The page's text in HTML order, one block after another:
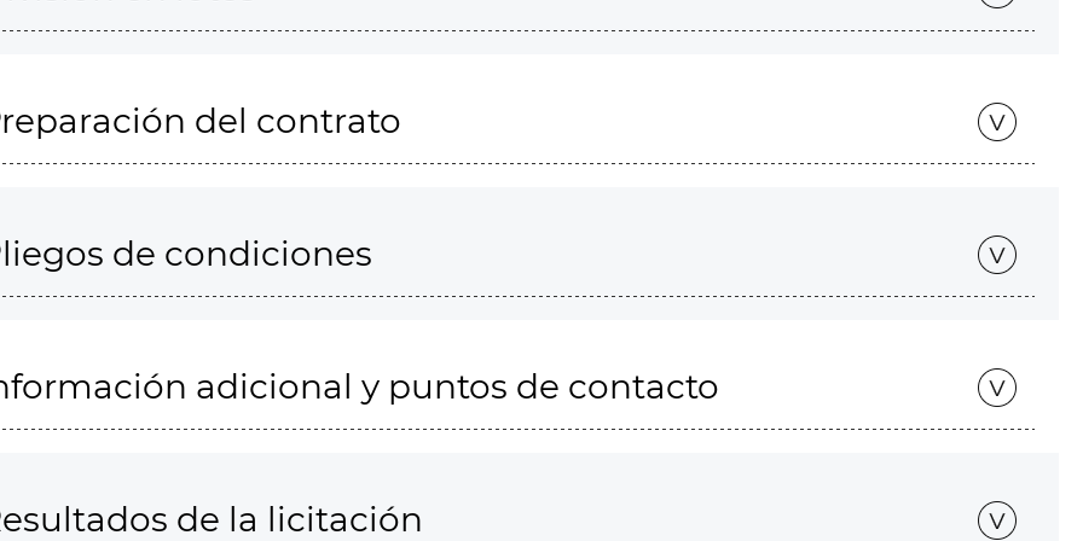
del contrato
de condiciones
adicional y puntos de contacto
de la licitación